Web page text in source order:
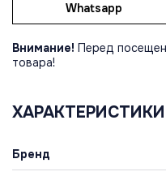
Whatsapp
Внимание! Перед
товара!
ХАРАКТЕРИСТИКИ
Бренд